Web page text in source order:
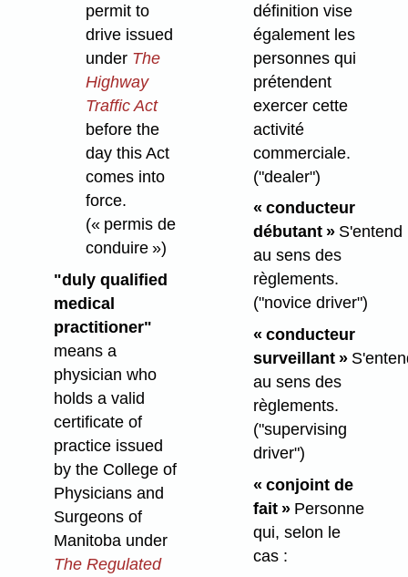
permit to
drive issued
under The
Highway
Traffic Act
before the
day this Act
comes into
force.
(« permis de
conduire »)
"duly qualified
medical
practitioner"
means a
physician who
holds a valid
certificate of
practice issued
by the College of
Physicians and
Surgeons of
Manitoba under
The Regulated
définition vise
également les
personnes qui
prétendent
exercer cette
activité
commerciale.
("dealer")
« conducteur
débutant »S'entend
au sens des
règlements.
("novice driver")
« conducteur
surveillant »
au sens des
règlements.
("supervising
driver")
« conjoint de
fait »Personne
qui, selon le
cas :